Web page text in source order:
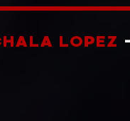
LOPEZ